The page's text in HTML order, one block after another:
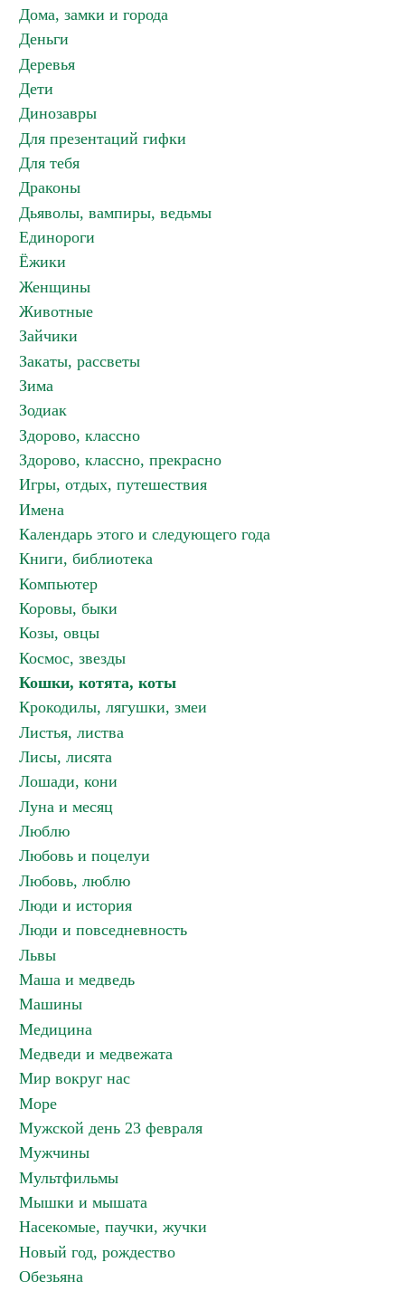
Дома, замки и города
Деньги
Деревья
Дети
Динозавры
Для презентаций гифки
Для тебя
Драконы
Дьяволы, вампиры, ведьмы
Единороги
Ёжики
Женщины
Животные
Зайчики
Закаты, рассветы
Зима
Зодиак
Здорово, классно
Здорово, классно, прекрасно
Игры, отдых, путешествия
Имена
Календарь этого и следующего года
Книги, библиотека
Компьютер
Коровы, быки
Козы, овцы
Космос, звезды
Кошки, котята, коты
Крокодилы, лягушки, змеи
Листья, листва
Лисы, лисята
Лошади, кони
Луна и месяц
Люблю
Любовь и поцелуи
Любовь, люблю
Люди и история
Люди и повседневность
Львы
Маша и медведь
Машины
Медицина
Медведи и медвежата
Мир вокруг нас
Море
Мужской день 23 февраля
Мужчины
Мультфильмы
Мышки и мышата
Насекомые, паучки, жучки
Новый год, рождество
Обезьяна